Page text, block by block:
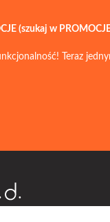
(szukaj w
Teraz